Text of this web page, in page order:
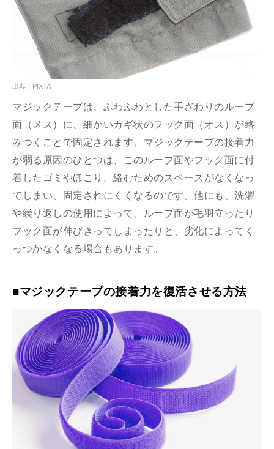
出典：PIXTA
マジックテープは、ふわふわとした手ざわりのループ
面（メス）に、細かいカギ状のフック面（オス）が絡
みつくことで固定されます。マジックテープの接着力
が弱る原因のひとつは、このループ面やフック面に付
着したゴミやほこり。絡むためのスペースがなくなっ
てしまい、固定されにくくなるのです。他にも、洗濯
や繰り返しの使用によって、ループ面が毛羽立ったり
フック面が伸びきってしまったりと、劣化によってく
っつかなくなる場合もあります。
■マジックテープの接着力を復活させる方法